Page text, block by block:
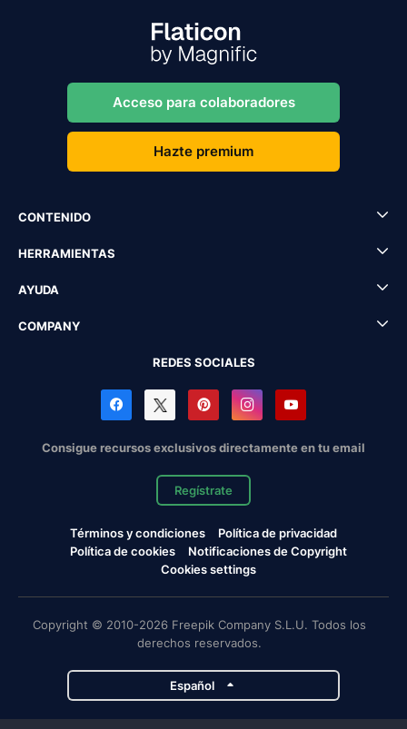
Acceso para colaboradores
Hazte premium
CONTENIDO
HERRAMIENTAS
AYUDA
COMPANY
REDES SOCIALES
Consigue recursos exclusivos directamente en tu email
Regístrate
Términos y condiciones
Política de privacidad
Política de cookies
Notificaciones de Copyright
Cookies settings
Copyright © 2010-2026 Freepik Company S.L.U. Todos los
derechos reservados.
Español